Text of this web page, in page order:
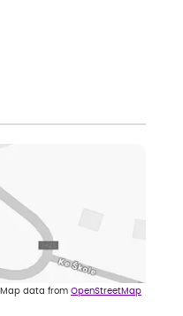
Map data from OpenStreetMap